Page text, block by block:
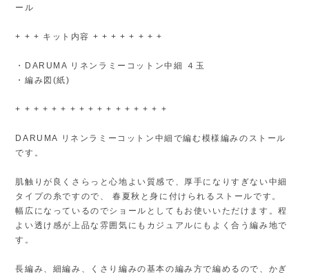
ール
+ + + キット内容 + + + + + + + +
・DARUMA リネンラミーコットン中細 ４玉
・編み図(紙)
+ + + + + + + + + + + + + + + + +
DARUMA リネンラミーコットン中細で編む模様編みのストール
です。
肌触りが良くさらっと心地よい質感で、厚手になりすぎない中細
タイプの糸ですので、 春夏秋と身に付けられるストールです。
幅広になっているのでショールとしてもお使いいただけます。程
よい透け感が上品な雰囲気にもカジュアルにもよく合う編み地で
す。
長編み、細編み、くさり編みの基本の編み方で編めるので、かぎ